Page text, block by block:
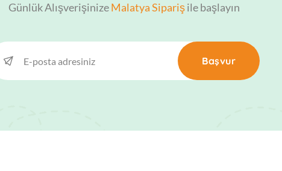
Günlük AlışverişinizeMalatya Siparişile başlayın
Başvur